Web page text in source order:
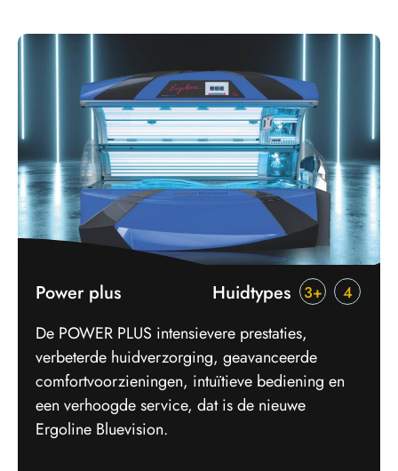
Power plus Huidtypes 3+ 4
De POWER PLUS intensievere prestaties,
verbeterde huidverzorging, geavanceerde
comfortvoorzieningen, intuïtieve bediening en
een verhoogde service, dat is de nieuwe
Ergoline Bluevision.